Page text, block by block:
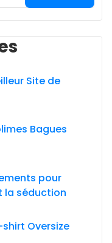
Site de
Bagues
pour
la séduction
Oversize